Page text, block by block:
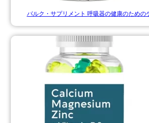
バルク・サプリメント 呼吸器の健康のための